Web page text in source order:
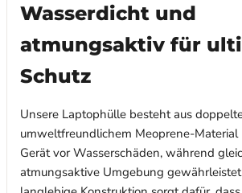
Wasserdicht und
atmungsaktiv für
Schutz
Unsere Laptophülle besteht aus
umweltfreundlichem Meoprene-Material
Gerät vor Wasserschäden, während
atmungsaktive Umgebung gewährleistet